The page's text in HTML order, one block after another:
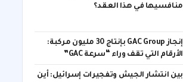
منافسيها في هذا العقد؟
إنجاز GAC Group بإنتاج 30 مليون مركبة:
الأرقام التي تقف وراء “سرعة GAC”
بين انتشار الجيش وتفجيرات إسرائيل: أين